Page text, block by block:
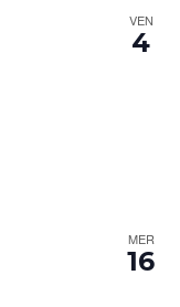
VEN
4
MER
16